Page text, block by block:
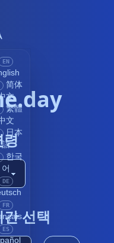
EN
简体
文
繁體
文
日本
語
한국
어
DE
FR
ES
령
선택